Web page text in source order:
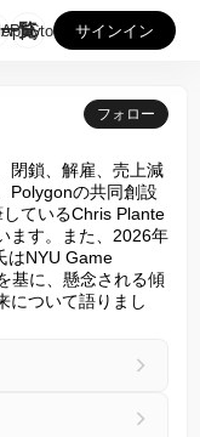
覧
AppStore サインイン
フォロー
閉鎖、解雇、売上減
Polygonの共同創設
ているChris Plante
ます。また、2026年
はNYU Game
基に、懸念される傾
について語りまし